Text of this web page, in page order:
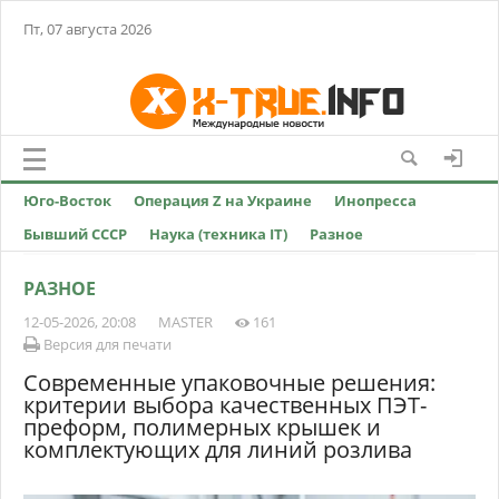
Пт, 07 августа 2026
Юго-Восток Операция Z на Украине
Инопресса
Бывший СССР
Наука (техника IT) Разное
РАЗНОЕ
12-05-2026, 20:08 MASTER
161
Версия для печати
Современные упаковочные решения:
критерии выбора качественных ПЭТ-
преформ, полимерных крышек и
комплектующих для линий розлива